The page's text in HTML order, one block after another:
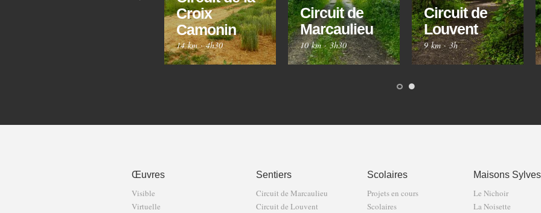
Croix
Camonin
14 km·4h30
Circuit de
Marcaulieu
10 km·3h30
Circuit de
Louvent
9 km·3h
Œuvres
Visible
Virtuelle
Sentiers
Circuit de Marcaulieu
Circuit de Louvent
Scolaires
Projets en cours
Scolaires
Maisons
Le Nichoir
La Noisette